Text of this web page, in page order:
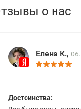
о нас
Елена К.,
Достоинства: